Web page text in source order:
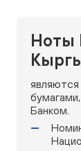
Ноты
Банком.